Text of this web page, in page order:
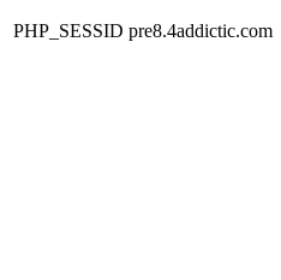
PHP_SESSID pre8.4addictic.com